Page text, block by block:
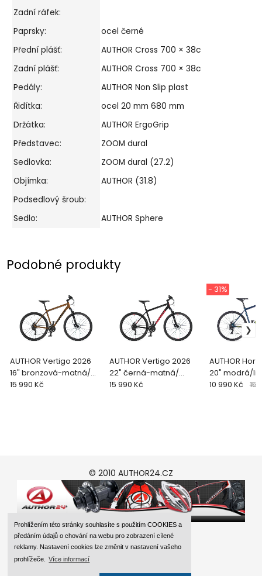
Prohlížením této stránky souhlasíte s použitím COOKIES a
předáním údajů o chování na webu pro zobrazení cílené
reklamy. Nastavení cookies lze změnit v nastavení vašeho
prohlížeče.
Více informací
Zadní ráfek:
Paprsky:
ocel černé
Přední plášť:
AUTHOR Cross 700 × 38c
Zadní plášť:
AUTHOR Cross 700 × 38c
Pedály:
AUTHOR Non Slip plast
Řidítka:
ocel 20 mm 680 mm
Držátka:
AUTHOR ErgoGrip
Představec:
ZOOM dural
Sedlovka:
ZOOM dural (27.2)
Objímka:
AUTHOR (31.8)
Podsedlový šroub:
Sedlo:
AUTHOR Sphere
Podobné produkty
AUTHOR Vertigo 2026
16" bronzová-matná/
černá/oranžová krosov
15 990 Kč
AUTHOR Vertigo 2026
22" černá-matná/
červená krosové kolo
15 990 Kč
AUTHOR
20" modrá/
krosové kolo
- 31%
10 990 Kč 15
© 2010 AUTHOR24.CZ